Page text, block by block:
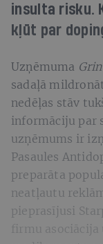
insulta risku.
kļūt par
Uzņēmuma
sadaļā
nedēļas stāv
informāciju par
uzņēmums ir
Pasaules
preparāta
neatļautu
pieprasījusi
firmu